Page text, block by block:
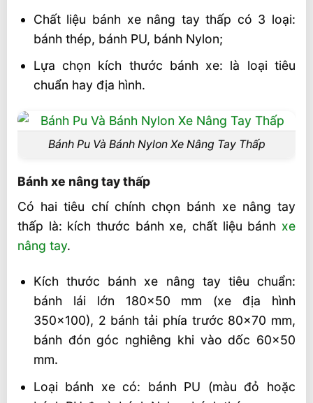
Chất liệu bánh xe nâng tay thấp có 3 loại:
bánh thép, bánh PU, bánh Nylon;
Lựa chọn kích thước bánh xe: là loại tiêu
chuẩn hay địa hình.
Bánh Pu Và Bánh Nylon Xe Nâng Tay Thấp
Bánh xe nâng tay thấp
Có hai tiêu chí chính chọn bánh xe nâng tay
thấp là: kích thước bánh xe, chất liệu bánh xe
nâng tay.
Kích thước bánh xe nâng tay tiêu chuẩn:
bánh lái lớn 180×50 mm (xe địa hình
350×100), 2 bánh tải phía trước 80×70 mm,
bánh đón góc nghiêng khi vào dốc 60×50
mm.
Loại bánh xe có: bánh PU (màu đỏ hoặc